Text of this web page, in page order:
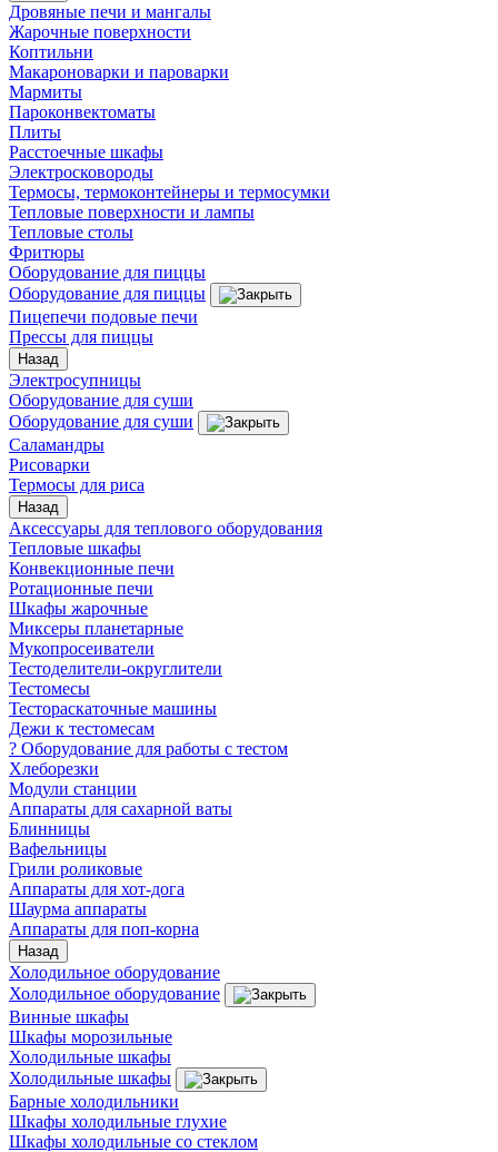
Дровяные печи и мангалы
Жарочные поверхности
Коптильни
Макароноварки и пароварки
Мармиты
Пароконвектоматы
Плиты
Расстоечные шкафы
Электросковороды
Термосы, термоконтейнеры и термосумки
Тепловые поверхности и лампы
Тепловые столы
Фритюры
Оборудование для пиццы
Оборудование для пиццы
Пицепечи подовые печи
Прессы для пиццы
Назад
Электросупницы
Оборудование для суши
Оборудование для суши
Саламандры
Рисоварки
Термосы для риса
Назад
Аксессуары для теплового оборудования
Тепловые шкафы
Конвекционные печи
Ротационные печи
Шкафы жарочные
Миксеры планетарные
Мукопросеиватели
Тестоделители-округлители
Тестомесы
Тестораскаточные машины
Дежи к тестомесам
? Оборудование для работы с тестом
Хлеборезки
Модули станции
Аппараты для сахарной ваты
Блинницы
Вафельницы
Грили роликовые
Аппараты для хот-дога
Шаурма аппараты
Аппараты для поп-корна
Назад
Холодильное оборудование
Холодильное оборудование
Винные шкафы
Шкафы морозильные
Холодильные шкафы
Холодильные шкафы
Барные холодильники
Шкафы холодильные глухие
Шкафы холодильные со стеклом